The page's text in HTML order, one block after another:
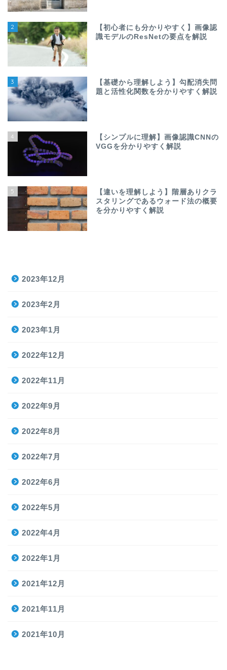
2
【初心者にも分かりやすく】画像認
識モデルのResNetの要点を解説
3
【基礎から理解しよう】勾配消失問
題と活性化関数を分かりやすく解説
4
【シンプルに理解】画像認識CNNの
VGGを分かりやすく解説
5
【違いを理解しよう】階層ありクラ
スタリングであるウォード法の概要
を分かりやすく解説
2023年12月
2023年2月
2023年1月
2022年12月
2022年11月
2022年9月
2022年8月
2022年7月
2022年6月
2022年5月
2022年4月
2022年1月
2021年12月
2021年11月
2021年10月